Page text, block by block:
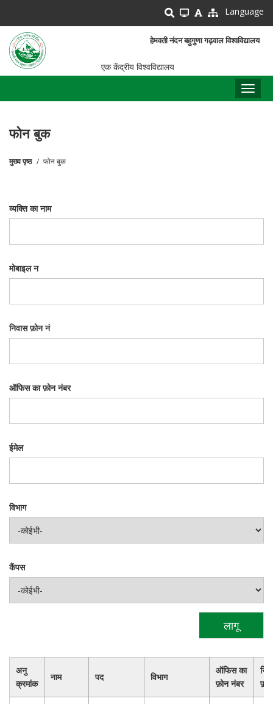
main
content
Language
हेमवती नंदन बहुगुणा गढ़वाल विश्वविद्यालय
एक केंद्रीय विश्वविद्यालय
फोन बुक
मुख्य पृष्ठ फोन बुक
व्यक्ति का नाम
मोबाइल न
निवास फ़ोन नं
ऑफिस का फ़ोन नंबर
ईमेल
विभाग
कैंपस
अनु
क्रमांक
नाम पद विभाग
ऑफिस का
फ़ोन नंबर